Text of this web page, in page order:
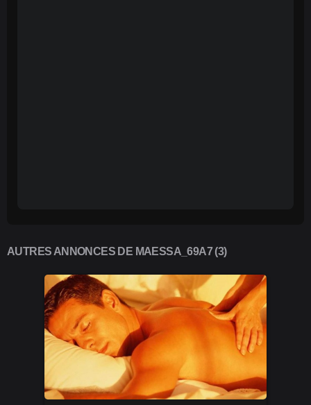
AUTRES ANNONCES DE MAESSA_69A7 (3)